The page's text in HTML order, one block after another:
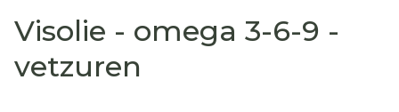
Visolie - omega 3-6-9 -
vetzuren